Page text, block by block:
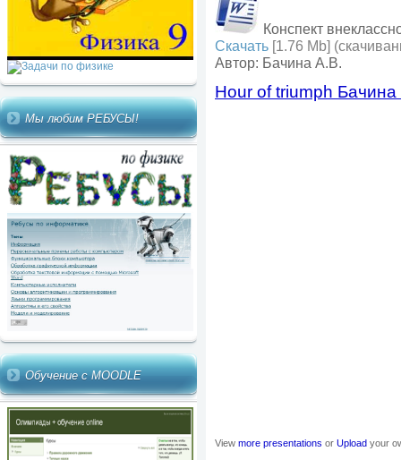
Мы любим РЕБУСЫ!
Обучение с MOODLE
Конспект
Скачать [1.76 Mb]
Автор: Бачина А.В.
Hour of triumph
View more presentations or Upload your